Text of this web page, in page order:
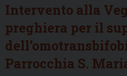
Intervento alla
preghiera per il
Parrocchia S.